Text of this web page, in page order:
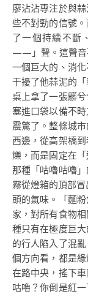
廖沾沾專注於與
些不對勁的信號
了一個持續不斷、
——」聲。這聲音
一個巨大的、消
干擾了他蒜泥的
桌上拿了一張髒
塞進口袋以備不
震驚了。整條城
西邊，從高架橋
爍，而是固定在
那種「咕嚕咕嚕
霧從燈箱的頂部
頭的氣味。「麵
家，對所有食物
種只有在極度巨
的行人陷入了混
個方向看，都是
在路中央，搖下
咕嚕？你倒是紅